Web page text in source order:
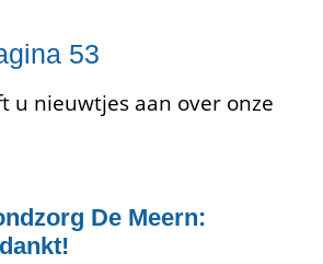
53
u nieuwtjes aan over onze
De Meern: